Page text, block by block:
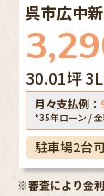
呉市広中
30.01坪
月々支払例：
*35年ローン /
駐車場2台
※審査により金利